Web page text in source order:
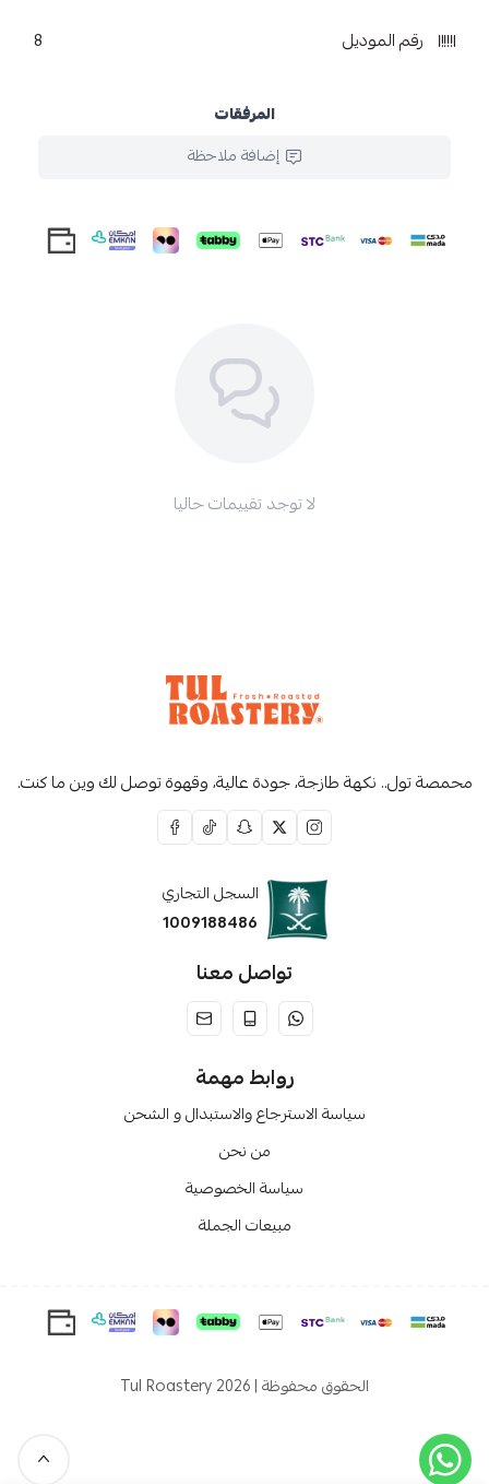
رقم الموديل 8
المرفقات
إضافة ملاحظة
لا توجد تقييمات حاليا
محمصة تول.. نكهة طازجة، جودة عالية، وقهوة توصل لك وين ما كنت.
السجل التجاري
1009188486
تواصل معنا
روابط مهمة
سياسة الاسترجاع والاستبدال و الشحن
من نحن
سياسة الخصوصية
مبيعات الجملة
الحقوق محفوظة | 2026 Tul Roastery